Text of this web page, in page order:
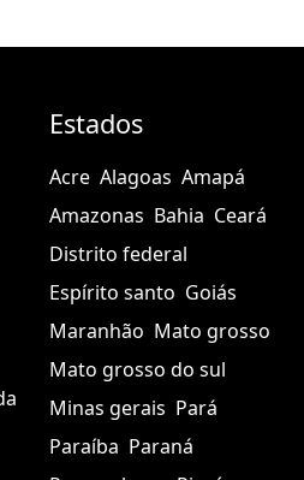
Estados
Acre Alagoas Amapá
Amazonas Bahia Ceará
Distrito federal
Espírito santo Goiás
Maranhão Mato grosso
Mato grosso do sul
Minas gerais Pará
Paraíba Paraná